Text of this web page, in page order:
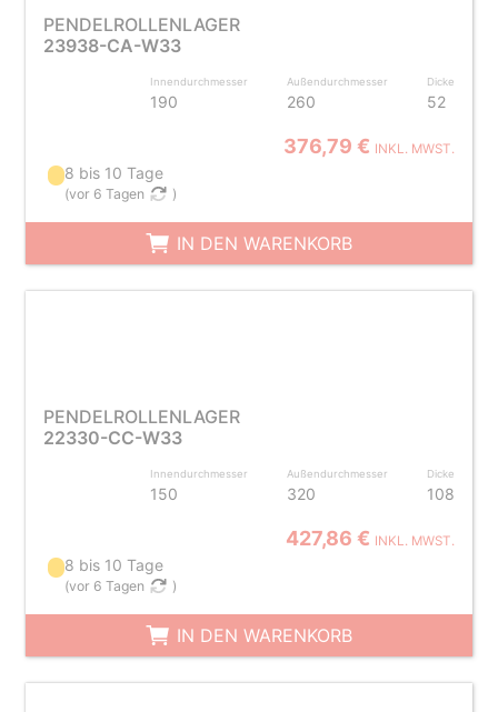
PENDELROLLENLAGER
23938-CA-W33
Innendurchmesser
190
Außendurchmesser
260
Dicke
52
376,79 € INKL. MWST.
8 bis 10 Tage
(vor 6 Tagen )
IN DEN WARENKORB
PENDELROLLENLAGER
22330-CC-W33
Innendurchmesser
150
Außendurchmesser
320
Dicke
108
427,86 € INKL. MWST.
8 bis 10 Tage
(vor 6 Tagen )
IN DEN WARENKORB